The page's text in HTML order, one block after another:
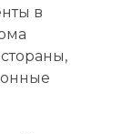
в